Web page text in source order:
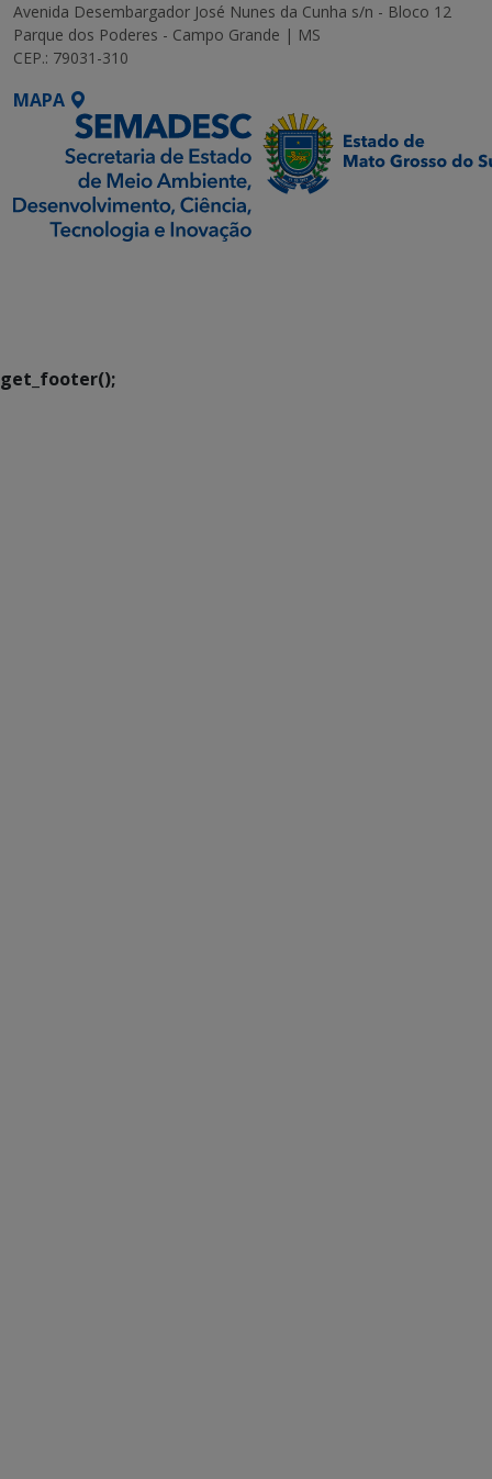
Avenida Desembargador José Nunes da Cunha s/n - Bloco 12
Parque dos Poderes - Campo Grande | MS
CEP.: 79031-310
MAPA
get_footer();